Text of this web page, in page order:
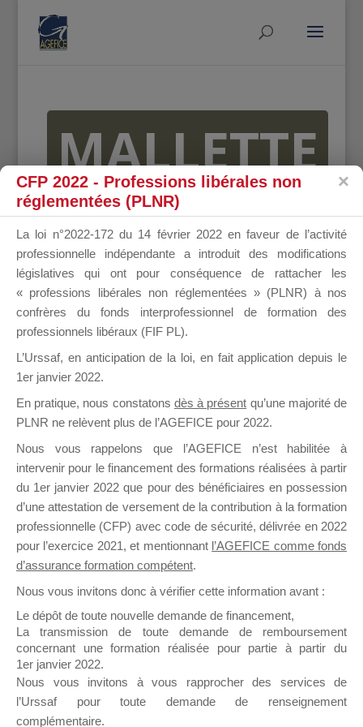
MALLETTE
DU
DIRIGEANT
Groupe Public
Ce groupe est destiné aux Organismes de
Propositions Mallette du Dirigeant.
Ce groupe propose un forum dédié au support
sur lequel il est possible de laisser un message
NB : Il est nécessaire d’êtreinscrit(e) pour
pouvoir rejoindre ce groupe
CFP 2022 - Professions libérales non
réglementées (PLNR)
La loi n°2022-172 du 14 février 2022 en faveur de l’activité
professionnelle indépendante a introduit des modifications
législatives qui ont pour conséquence de rattacher les
« professions libérales non réglementées » (PLNR) à nos
confrères du fonds interprofessionnel de formation des
professionnels libéraux (FIF PL).
L’Urssaf, en anticipation de la loi, en fait application depuis le
1er janvier 2022.
En pratique, nous constatons dès à présent qu’une majorité de
PLNR ne relèvent plus de l’AGEFICE pour 2022.
Nous vous rappelons que l’AGEFICE n’est habilitée à
intervenir pour le financement des formations réalisées à partir
du 1er janvier 2022 que pour des bénéficiaires en possession
d’une attestation de versement de la contribution à la formation
professionnelle (CFP) avec code de sécurité, délivrée en 2022
pour l’exercice 2021, et mentionnant l’AGEFICE comme fonds
d’assurance formation compétent.
Nous vous invitons donc à vérifier cette information avant :
Le dépôt de toute nouvelle demande de financement,
La transmission de toute demande de remboursement
concernant une formation réalisée pour partie à partir du
1er janvier 2022.
Nous vous invitons à vous rapprocher des services de
l’Urssaf pour toute demande de renseignement
complémentaire.